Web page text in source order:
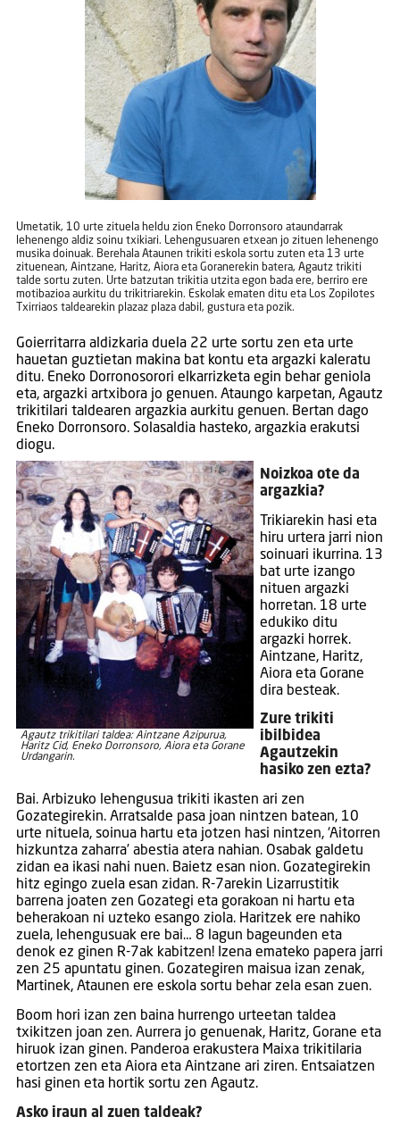
Umetatik, 10 urte zituela heldu zion Eneko Dorronsoro ataundarrak
lehenengo aldiz soinu txikiari. Lehengusuaren etxean jo zituen lehenengo
musika doinuak. Berehala Ataunen trikiti eskola sortu zuten eta 13 urte
zituenean, Aintzane, Haritz, Aiora eta Goranerekin batera, Agautz trikiti
talde sortu zuten. Urte batzutan trikitia utzita egon bada ere, berriro ere
motibazioa aurkitu du trikitriarekin. Eskolak ematen ditu eta Los Zopilotes
Txirriaos taldearekin plazaz plaza dabil, gustura eta pozik.
Goierritarra aldizkaria duela 22 urte sortu zen eta urte
hauetan guztietan makina bat kontu eta argazki kaleratu
ditu. Eneko Dorronosorori elkarrizketa egin behar geniola
eta, argazki artxibora jo genuen. Ataungo karpetan, Agautz
trikitilari taldearen argazkia aurkitu genuen. Bertan dago
Eneko Dorronsoro. Solasaldia hasteko, argazkia erakutsi
diogu.
Agautz trikitilari taldea: Aintzane Azipurua,
Haritz Cid, Eneko Dorronsoro, Aiora eta Gorane
Urdangarin.
Noizkoa ote da
argazkia?
Trikiarekin hasi eta
hiru urtera jarri nion
soinuari ikurrina. 13
bat urte izango
nituen argazki
horretan. 18 urte
edukiko ditu
argazki horrek.
Aintzane, Haritz,
Aiora eta Gorane
dira besteak.
Zure trikiti
ibilbidea
Agautzekin
hasiko zen ezta?
Bai. Arbizuko lehengusua trikiti ikasten ari zen
Gozategirekin. Arratsalde pasa joan nintzen batean, 10
urte nituela, soinua hartu eta jotzen hasi nintzen, ‘Aitorren
hizkuntza zaharra’ abestia atera nahian. Osabak galdetu
zidan ea ikasi nahi nuen. Baietz esan nion. Gozategirekin
hitz egingo zuela esan zidan. R-7arekin Lizarrustitik
barrena joaten zen Gozategi eta gorakoan ni hartu eta
beherakoan ni uzteko esango ziola. Haritzek ere nahiko
zuela, lehengusuak ere bai… 8 lagun bageunden eta
denok ez ginen R-7ak kabitzen! Izena emateko papera jarri
zen 25 apuntatu ginen. Gozategiren maisua izan zenak,
Martinek, Ataunen ere eskola sortu behar zela esan zuen.
Boom hori izan zen baina hurrengo urteetan taldea
txikitzen joan zen. Aurrera jo genuenak, Haritz, Gorane eta
hiruok izan ginen. Panderoa erakustera Maixa trikitilaria
etortzen zen eta Aiora eta Aintzane ari ziren. Entsaiatzen
hasi ginen eta hortik sortu zen Agautz.
Asko iraun al zuen taldeak?